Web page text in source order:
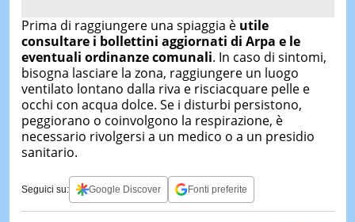
Prima di raggiungere una spiaggia è utile
consultare i bollettini aggiornati di Arpa e le
eventuali ordinanze comunali. In caso di sintomi,
bisogna lasciare la zona, raggiungere un luogo
ventilato lontano dalla riva e risciacquare pelle e
occhi con acqua dolce. Se i disturbi persistono,
peggiorano o coinvolgono la respirazione, è
necessario rivolgersi a un medico o a un presidio
sanitario.
Seguici su: Google Discover Fonti preferite